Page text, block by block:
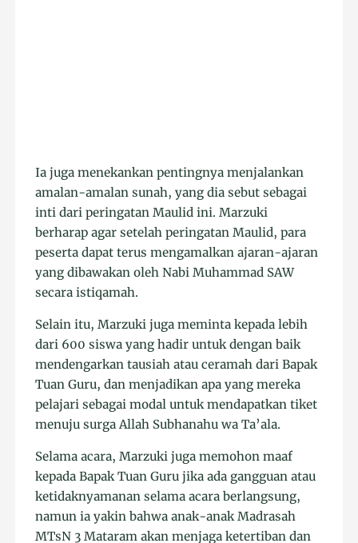
Ia juga menekankan pentingnya menjalankan
amalan-amalan sunah, yang dia sebut sebagai
inti dari peringatan Maulid ini. Marzuki
berharap agar setelah peringatan Maulid, para
peserta dapat terus mengamalkan ajaran-ajaran
yang dibawakan oleh Nabi Muhammad SAW
secara istiqamah.
Selain itu, Marzuki juga meminta kepada lebih
dari 600 siswa yang hadir untuk dengan baik
mendengarkan tausiah atau ceramah dari Bapak
Tuan Guru, dan menjadikan apa yang mereka
pelajari sebagai modal untuk mendapatkan tiket
menuju surga Allah Subhanahu wa Ta’ala.
Selama acara, Marzuki juga memohon maaf
kepada Bapak Tuan Guru jika ada gangguan atau
ketidaknyamanan selama acara berlangsung,
namun ia yakin bahwa anak-anak Madrasah
MTsN 3 Mataram akan menjaga ketertiban dan